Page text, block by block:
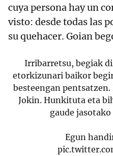
cuya persona hay un
visto: desde todas las
su quehacer. Goian
Irribarretsu, begiak
etorkizunari baikor
besteengan
Jokin. Hunkituta eta
gaude
Egun